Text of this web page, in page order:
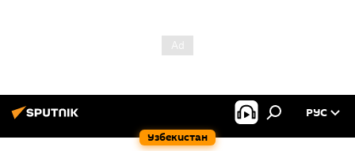
Узбекистан
РУС